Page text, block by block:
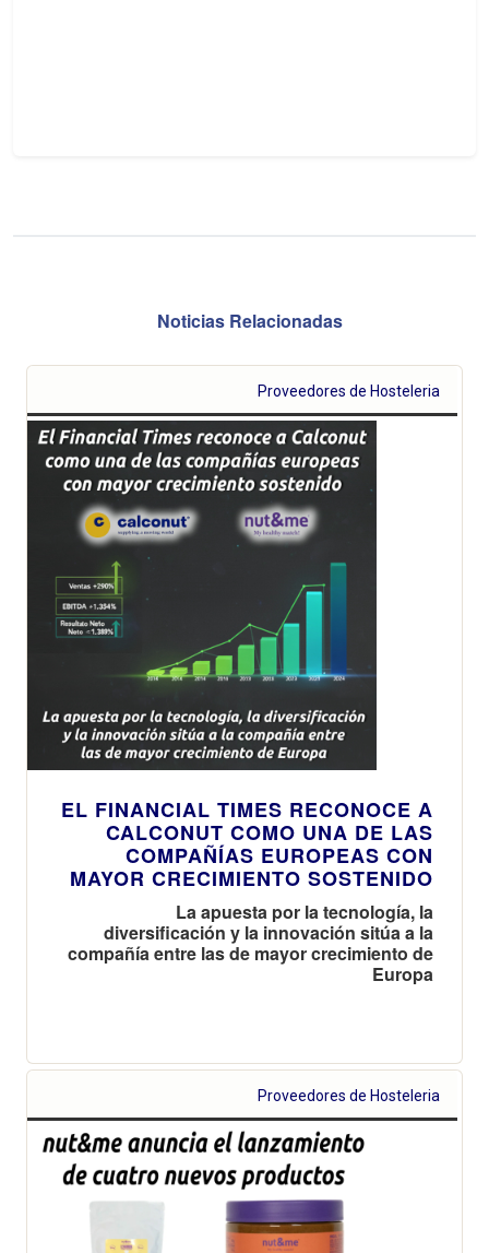
Noticias Relacionadas
Proveedores de Hosteleria
EL FINANCIAL TIMES RECONOCE A
CALCONUT COMO UNA DE LAS
COMPAÑÍAS EUROPEAS CON
MAYOR CRECIMIENTO SOSTENIDO
La apuesta por la tecnología, la
diversificación y la innovación sitúa a la
compañía entre las de mayor crecimiento de
Europa
Proveedores de Hosteleria